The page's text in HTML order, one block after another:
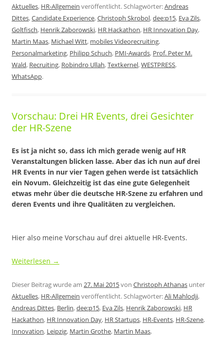
Aktuelles, HR-Allgemein veröffentlicht. Schlagwörter:Andreas
Dittes,Candidate Experience,Christoph Skrobol,dee:p15, Eva Zils,
Goltfisch, Henrik Zaborowski, HR Hackathon, HR Innovation Day,
Martin Maas, Michael Witt, mobiles Videorecruiting,
Personalmarketing, Philipp Schuch, PMI-Awards, Prof. Peter M.
Wald, Recruiting, Robindro Ullah,Textkernel,WESTPRESS,
WhatsApp.
Vorschau: Drei HR Events, drei Gesichter
der HR-Szene
Es ist ja nicht so, dass ich mich gerade wenig auf HR
Veranstaltungen blicken lasse. Aber das ich nun auf drei
HR Events in nur vier Tagen gehen werde ist tatsächlich
ein Novum. Gleichzeitig ist das eine gute Gelegenheit
etwas mehr über die deutsche HR-Szene zu erfahren und
deren Events und ihre Qualitäten zu vergleichen.
Hier also meine Vorschau auf drei aktuelle HR-Events.
Weiterlesen →
Dieser Beitrag wurde am 27. Mai 2015von Christoph Athanas unter
Aktuelles, HR-Allgemein veröffentlicht. Schlagwörter:Ali Mahlodji,
Andreas Dittes, Berlin,dee:p15, Eva Zils, Henrik Zaborowski, HR
Hackathon, HR Innovation Day, HR Startups, HR-Events, HR-Szene,
Innovation, Leipzig, Martin Grothe, Martin Maas,